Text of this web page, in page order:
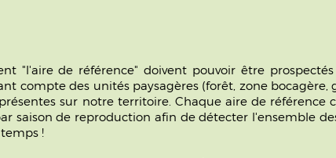
"l'aire de référence" doivent pouvoir être
compte des unités paysagères (forêt, zone bocagère,
sur notre territoire. Chaque aire de référence
saison de reproduction afin de détecter l'ensemble
!